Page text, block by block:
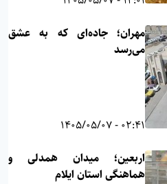
مهران؛ جاده‌ای که به عشق
می‌رسد
02:41 - 1405/05/07
اربعین؛ میدان همدلی و
هماهنگی استان ایلام